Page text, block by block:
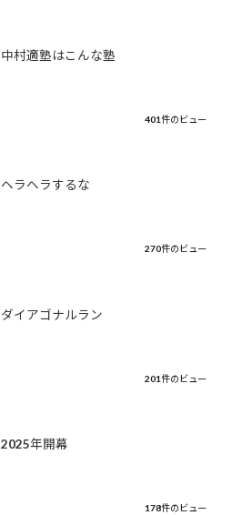
中村適塾はこんな塾
401件のビュー
ヘラヘラするな
270件のビュー
ダイアゴナルラン
201件のビュー
2025年開幕
178件のビュー